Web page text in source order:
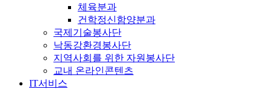
체육분과
건학정신함양분과
국제기술봉사단
낙동강환경봉사단
지역사회를 위한 자원봉사단
교내 온라인콘텐츠
IT서비스